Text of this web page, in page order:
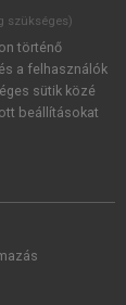
és a
szükséges)
történő
a felhasználók
sütik közé
beállításokat